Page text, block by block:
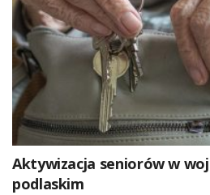
Aktywizacja seniorów w
podlaskim